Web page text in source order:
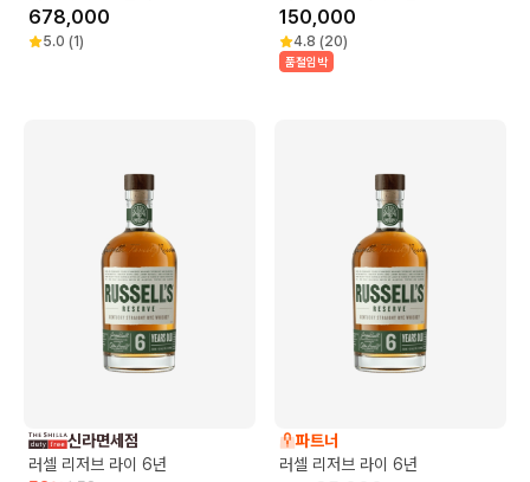
678,000
5.0 (1)
150,000
4.8 (20)
품절임박
신라면세점
러셀 리저브 라이 6년
파트너
러셀 리저브 라이 6년